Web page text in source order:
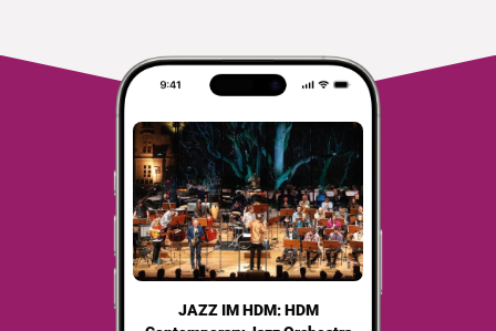
JAZZ IM HDM: HDM